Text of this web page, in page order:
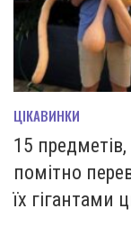
ЦІКАВИНКИ
15 предметів,
помітно
їх гігантами